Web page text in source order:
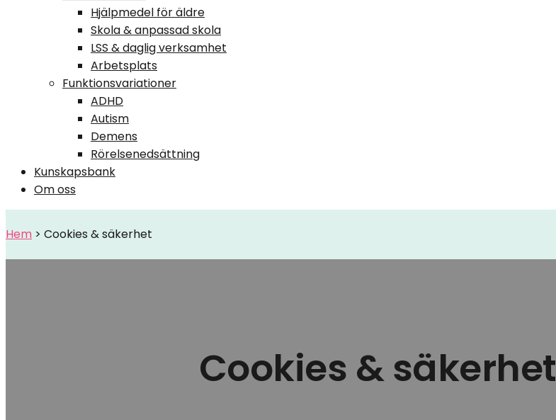
Hjälpmedel för äldre
Skola & anpassad skola
LSS & daglig verksamhet
Arbetsplats
Funktionsvariationer
ADHD
Autism
Demens
Rörelsenedsättning
Kunskapsbank
Om oss
Hem > Cookies & säkerhet
Cookies & säkerhet